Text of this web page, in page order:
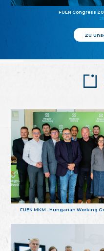
FUEN Congress
Zu
FUEN MKM - Hungarian Working